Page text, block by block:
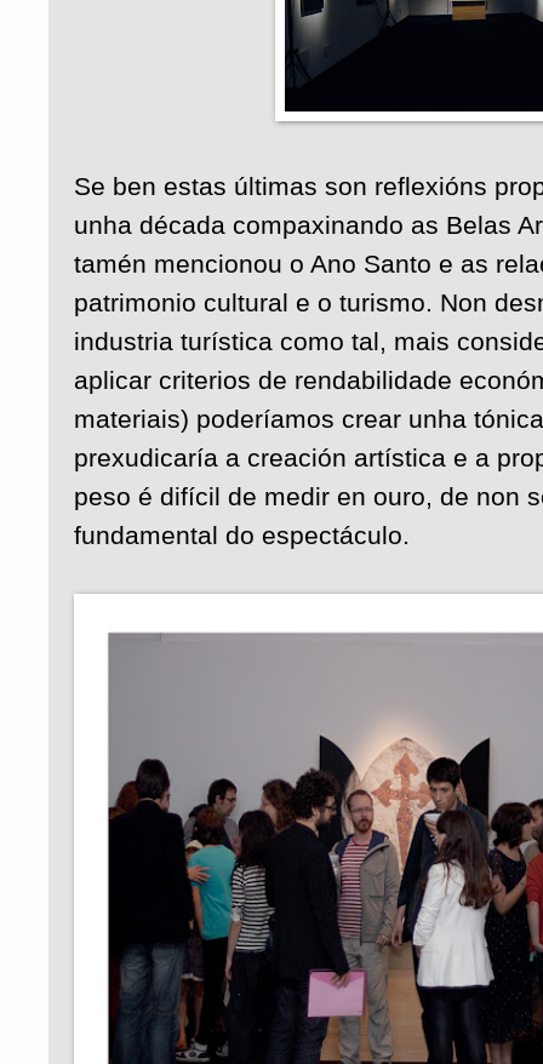
Se ben estas últimas son reflexións
unha década compaxinando as Belas
tamén mencionou o Ano Santo e as
patrimonio cultural e o turismo. Non
industria turística como tal, mais
aplicar criterios de rendabilidade
materiais) poderíamos crear unha
prexudicaría a creación artística e a
peso é difícil de medir en ouro, de non
fundamental do espectáculo.